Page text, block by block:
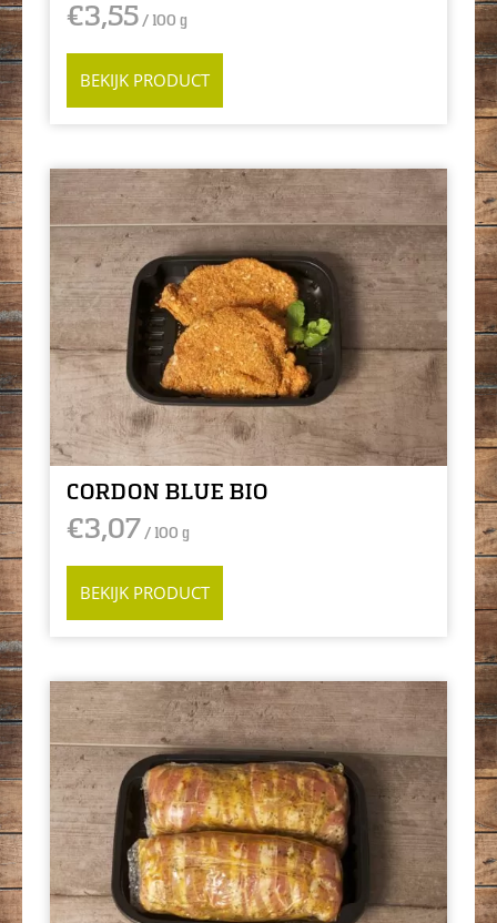
€3,55/ 100 g
BEKIJK PRODUCT
CORDON BLUE BIO
€3,07/ 100 g
BEKIJK PRODUCT